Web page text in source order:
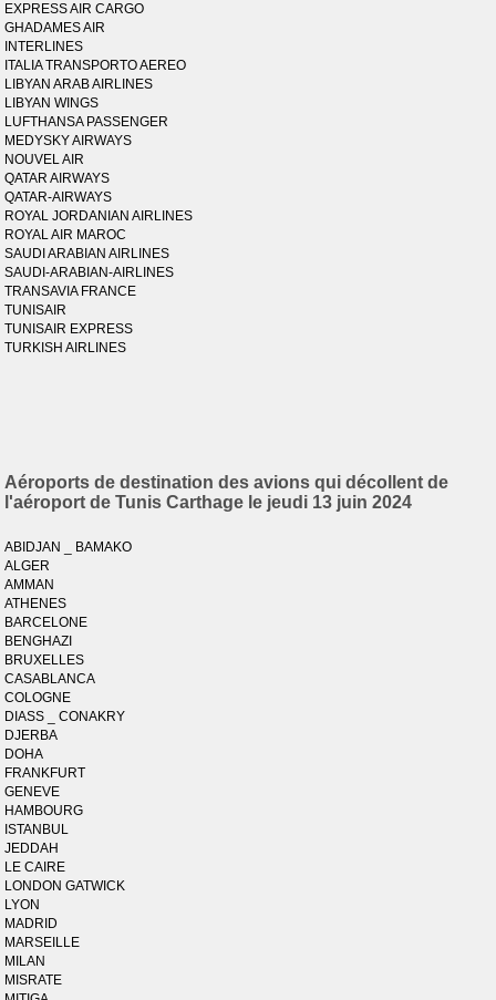
EXPRESS AIR CARGO
GHADAMES AIR
INTERLINES
ITALIA TRANSPORTO AEREO
LIBYAN ARAB AIRLINES
LIBYAN WINGS
LUFTHANSA PASSENGER
MEDYSKY AIRWAYS
NOUVEL AIR
QATAR AIRWAYS
QATAR-AIRWAYS
ROYAL JORDANIAN AIRLINES
ROYAL AIR MAROC
SAUDI ARABIAN AIRLINES
SAUDI-ARABIAN-AIRLINES
TRANSAVIA FRANCE
TUNISAIR
TUNISAIR EXPRESS
TURKISH AIRLINES
Aéroports de destination des avions qui décollent de
l'aéroport de Tunis Carthage le jeudi 13 juin 2024
ABIDJAN _ BAMAKO
ALGER
AMMAN
ATHENES
BARCELONE
BENGHAZI
BRUXELLES
CASABLANCA
COLOGNE
DIASS _ CONAKRY
DJERBA
DOHA
FRANKFURT
GENEVE
HAMBOURG
ISTANBUL
JEDDAH
LE CAIRE
LONDON GATWICK
LYON
MADRID
MARSEILLE
MILAN
MISRATE